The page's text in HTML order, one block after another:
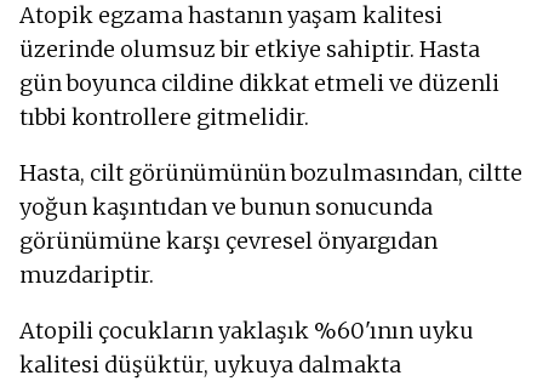
Atopik egzama hastanın yaşam kalitesi
üzerinde olumsuz bir etkiye sahiptir. Hasta
gün boyunca cildine dikkat etmeli ve düzenli
tıbbi kontrollere gitmelidir.
Hasta, cilt görünümünün bozulmasından, ciltte
yoğun kaşıntıdan ve bunun sonucunda
görünümüne karşı çevresel önyargıdan
muzdariptir.
Atopili çocukların yaklaşık %60'ının uyku
kalitesi düşüktür, uykuya dalmakta